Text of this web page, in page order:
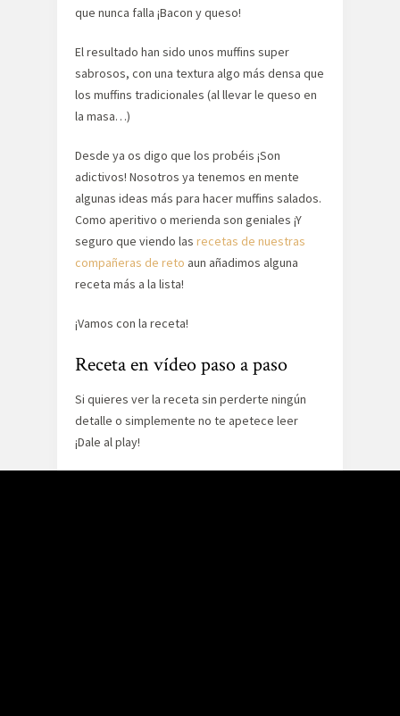
que nunca falla ¡Bacon y queso!
El resultado han sido unos muffins super
sabrosos, con una textura algo más densa que
los muffins tradicionales (al llevar le queso en
la masa…)
Desde ya os digo que los probéis ¡Son
adictivos! Nosotros ya tenemos en mente
algunas ideas más para hacer muffins salados.
Como aperitivo o merienda son geniales ¡Y
seguro que viendo las recetas de nuestras
compañeras de reto aun añadimos alguna
receta más a la lista!
¡Vamos con la receta!
Receta en vídeo paso a paso
Si quieres ver la receta sin perderte ningún
detalle o simplemente no te apetece leer
¡Dale al play!